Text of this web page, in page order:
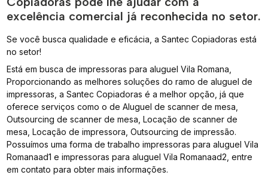
excelência comercial já reconhecida no setor.
Se você busca qualidade e eficácia, a Santec Copiadoras está
no setor!
Está em busca de impressoras para aluguel Vila Romana,
Proporcionando as melhores soluções do ramo de aluguel de
impressoras, a Santec Copiadoras é a melhor opção, já que
oferece serviços como o de Aluguel de scanner de mesa,
Outsourcing de scanner de mesa, Locação de scanner de
mesa, Locação de impressora, Outsourcing de impressão.
Possuímos uma forma de trabalho impressoras para aluguel Vila
Romanaad1 e impressoras para aluguel Vila Romanaad2, entre
em contato para obter mais informações.